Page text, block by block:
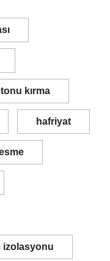
kırma
hafriyat
izolasyonu